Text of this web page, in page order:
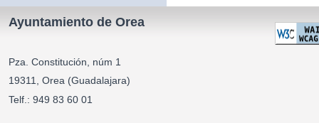
Ayuntamiento de Orea
Pza. Constitución, núm 1
19311, Orea (Guadalajara)
Telf.: 949 83 60 01